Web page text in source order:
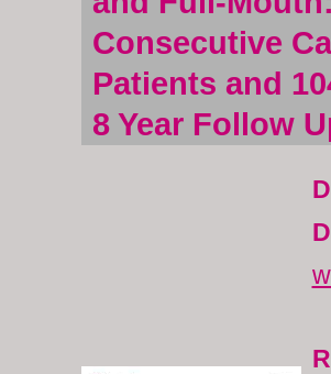
Consecutive
Patients and
8 Year Follow